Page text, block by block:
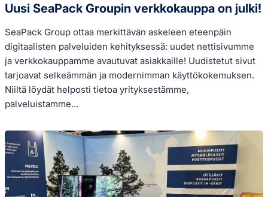
Uusi SeaPack Groupin verkkokauppa on julki!
SeaPack Group ottaa merkittävän askeleen eteenpäin
digitaalisten palveluiden kehityksessä: uudet nettisivumme
ja verkkokauppamme avautuvat asiakkaille! Uudistetut sivut
tarjoavat selkeämmän ja modernimman käyttökokemuksen.
Niiltä löydät helposti tietoa yrityksestämme,
palveluistamme...